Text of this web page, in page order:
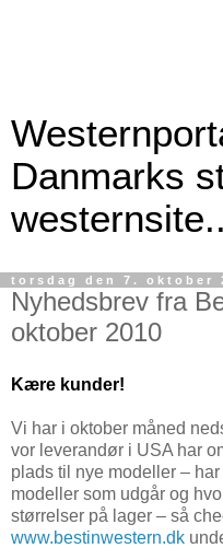
Danmarks
torsdag den 7. oktober
Nyhedsbrev fra
oktober 2010
Kære kunder!
Vi har i oktober måned
vor leverandør i USA har
plads til nye modeller –
modeller som udgår og
størrelser på lager – så
www.bestinwestern.dk